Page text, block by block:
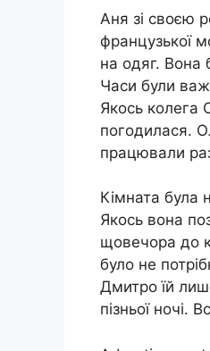
Аня зі своєю
французької
на одяг. Вона
Часи були
Якось колега
погодилася.
працювали
Кімната була
Якось вона
щовечора до
було не
Дмитро їй
пізньої ночі.